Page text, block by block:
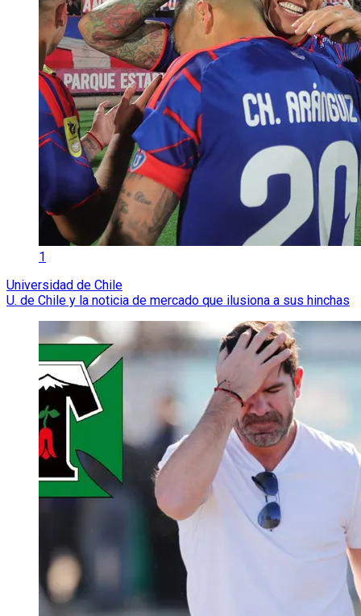
1
Universidad de Chile
U. de Chile y la noticia de mercado que ilusiona a sus hinchas